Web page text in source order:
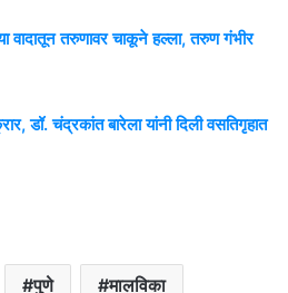
वादातून तरुणावर चाकूने हल्ला, तरुण गंभीर
डॉ. चंद्रकांत बारेला यांनी दिली वसतिगृहात
पुणे मालविका